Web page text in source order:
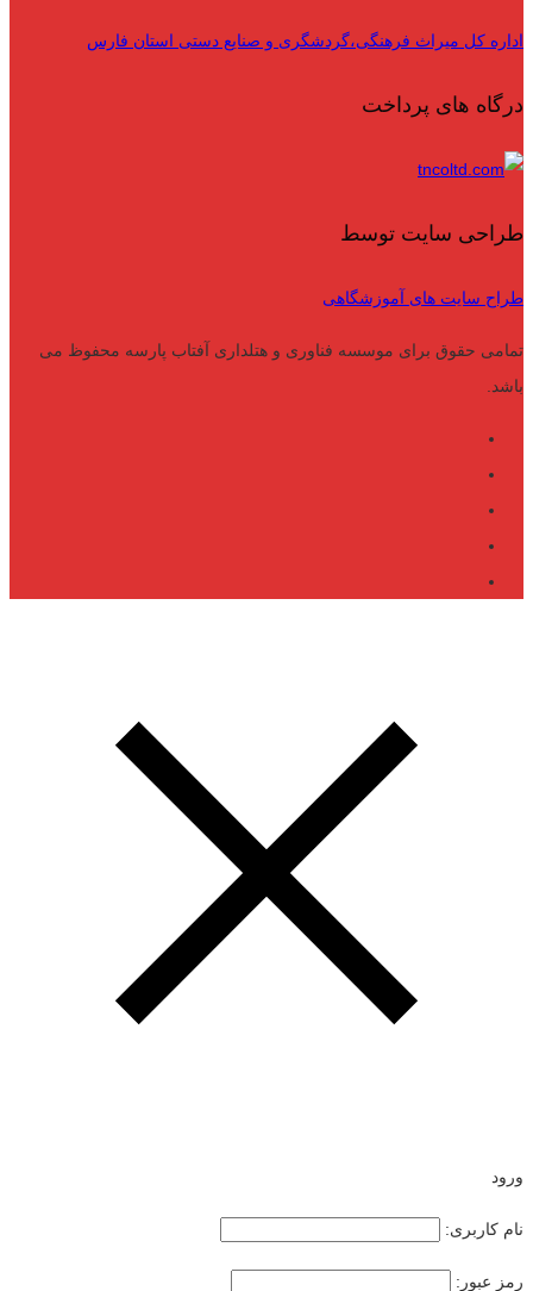
اداره کل میراث فرهنگی،گردشگری و صنایع دستی استان فارس
درگاه های پرداخت
طراحی سایت توسط
طراح سایت های آموزشگاهی
تمامی حقوق برای موسسه فناوری و هتلداری آفتاب پارسه محفوظ می
باشد.
ورود
نام کاربری:
رمز عبور: